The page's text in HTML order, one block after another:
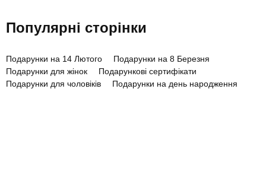
Популярні сторінки
Подарунки на 14 Лютого
Подарунки на 8 Березня
Подарунки для жінок
Подарункові сертифікати
Подарунки для чоловіків
Подарунки на день народження